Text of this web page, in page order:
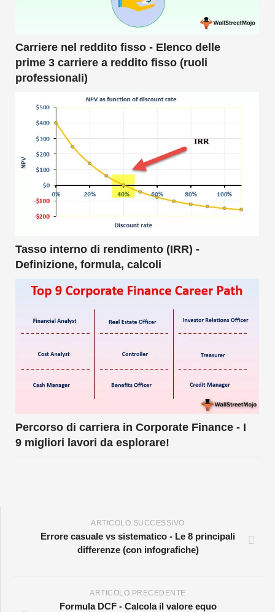
Carriere nel reddito fisso - Elenco delle
prime 3 carriere a reddito fisso (ruoli
professionali)
Tasso interno di rendimento (IRR) -
Definizione, formula, calcoli
Percorso di carriera in Corporate Finance - I
9 migliori lavori da esplorare!
ARTICOLO SUCCESSIVO
Errore casuale vs sistematico - Le 8 principali
differenze (con infografiche)
ARTICOLO PRECEDENTE
Formula DCF - Calcola il valore equo